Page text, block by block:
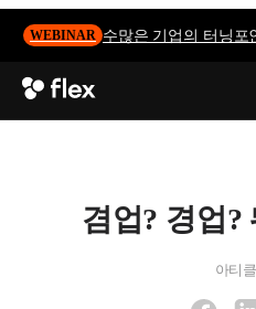
WEBINAR 수많은 기업의 터닝포
겸업? 경업?
아티클